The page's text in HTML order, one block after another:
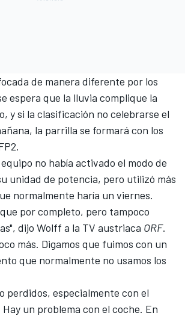
de manera diferente por los
espera que la lluvia complique la
, y si la clasificación no celebrarse el
la parrilla se formará con los
.
no había activado el modo de
unidad de potencia, pero utilizó más
normalmente haría un viernes.
por completo, pero tampoco
dijo Wolff a la TV austriaca ORF.
más. Digamos que fuimos con un
que normalmente no usamos los
perdidos, especialmente con el
un problema con el coche. En